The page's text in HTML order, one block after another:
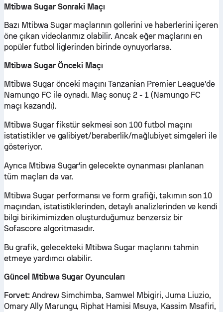
Mtibwa Sugar Sonraki Maçı
Bazı Mtibwa Sugar maçlarının gollerini ve haberlerini içeren
öne çıkan videolarımız olabilir. Ancak eğer maçlarını en
popüler futbol liglerinden birinde oynuyorlarsa.
Mtibwa Sugar Önceki Maçı
Mtibwa Sugar önceki maçını Tanzanian Premier League'de
Namungo FC ile oynadı. Maç sonuç 2 - 1 (Namungo FC
maçı kazandı).
Mtibwa Sugar fikstür sekmesi son 100 futbol maçını
istatistikler ve galibiyet/beraberlik/mağlubiyet simgeleri ile
gösteriyor.
Ayrıca Mtibwa Sugar'in gelecekte oynanması planlanan
tüm maçları da var.
Mtibwa Sugar performansı ve form grafiği, takımın son 10
maçından, istatistiklerinden, detaylı analizlerinden ve kendi
bilgi birikimimizden oluşturduğumuz benzersiz bir
Sofascore algoritmasıdır.
Bu grafik, gelecekteki Mtibwa Sugar maçlarını tahmin
etmeye yardımcı olabilir.
Güncel Mtibwa Sugar Oyuncuları
Forvet:Andrew Simchimba, Samwel Mbigiri, Juma Liuzio,
Omary Ally Marungu, Riphat Hamisi Msuya, Kassim Msafiri,